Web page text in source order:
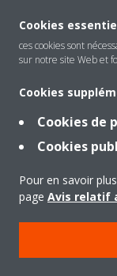
Produits
Solutions
À propos de
Cookies
ces cookies sont
sur notre site Web et
Cookies
Cookies de
Cookies
Pour en savoir
page Avis relatif